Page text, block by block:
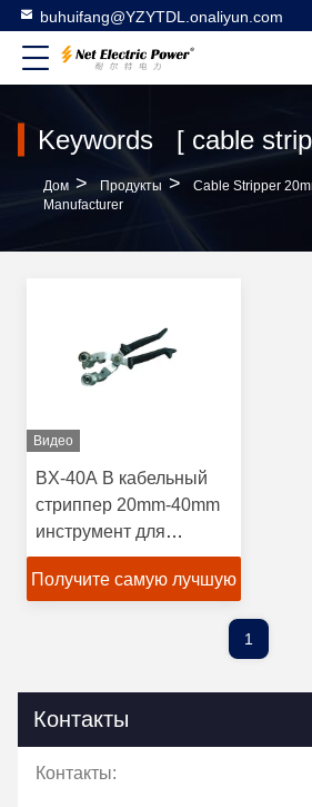
buhuifang@YZYTDL.onaliyun.com
Дом > Продукты >
Cable Stripper
Manufacturer
Видео
BX-40A B кабельный
стриппер 20mm-40mm
инструмент для
стриппинга силовых
кабелей
Получите самую лучшую
1
Контакты
Контакты: